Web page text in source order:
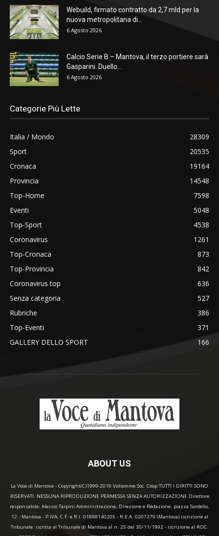
Webuild, firmato contratto da 2,7 mld per la
nuova metropolitana di...
6 Agosto 2026
Calcio Serie B – Mantova, il terzo portiere sarà
Gasparini. Duello...
6 Agosto 2026
Categorie Più Lette
Italia / Mondo
28309
Sport
20535
Cronaca
19164
Provincia
14548
Top-Home
7598
Eventi
5048
Top-Sport
4538
Coronavirus
1261
Top-Cronaca
873
Top-Provincia
842
Coronavirus top
636
Senza categoria
527
Rubriche
386
Top-Eventi
371
GALLERY DELLO SPORT
166
ABOUT US
La Voce di Mantova - Copyright(C)1999-2019 Vidiemme Soc. Coop TUTTI I DIRITTI SONO
RISERVATI. NESSUNA RIPRODUZIONE PERMESSA SENZA AUTORIZZAZIONE Direttore
responsabile: Alessio Tarpini Amministrazione, Direzione e Redazione: piazza Sordello,
12 - Mantova - P.IVA, C.F. e R.I. 01898140205 - R.E.A. 0207279 (Mantova) iscrizione al
Tribunale: iscritta al Tribunale di Mantova al n. 25 del 30/11/1992 - iscrizione al ROC: